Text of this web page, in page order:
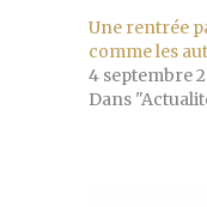
Une rentrée
comme les
4 septembre
Dans